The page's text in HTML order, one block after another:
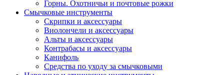
Горны. Охотничьи и почтовые рожки
Смычковые инструменты
Скрипки и аксессуары
Виолончели и аксессуары
Альты и аксессуары
Контрабасы и аксессуары
Канифоль
Средства по уходу за смычковыми